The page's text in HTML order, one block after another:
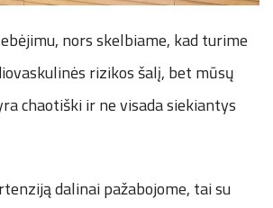
nors skelbiame, kad turime
rizikos šalį, bet mūsų
chaotiški ir ne visada siekiantys
dalinai pažabojome, tai su